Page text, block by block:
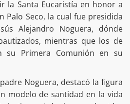
la Santa Eucaristía en honor a
Palo Seco, la cual fue presidida
Alejandro Noguera, dónde
mientras que los de
su Primera Comunión en su
Noguera, destacó la figura
modelo de santidad en la vida